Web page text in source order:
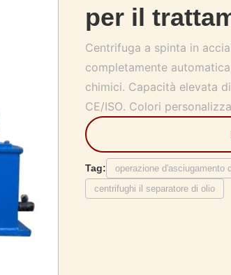
per il
Centrifuga a spinta in
completamente
chimici. Capacità elevata
CE/ISO. Colori
Tag: operazione d'asciugamento
centrifughi il separatore di olio